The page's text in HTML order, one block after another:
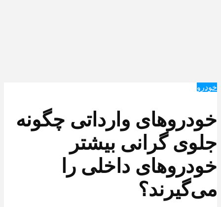
خودرو
خودروهای وارداتی چگونه
جلوی گرانی بیشتر
خودروهای داخلی را
می‌گیرند؟